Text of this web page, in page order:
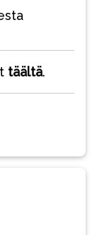
täältä.